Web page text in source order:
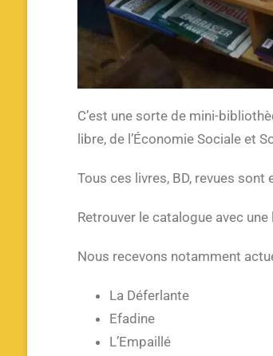
C’est une sorte de mini-
libre, de l’Économie Sociale et
Tous ces livres, BD, revues
Retrouver le catalogue avec
Nous recevons notamment
La Déferlante
Efadine
L’Empaillé